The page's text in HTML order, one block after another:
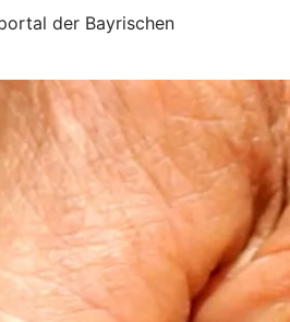
der Bayrischen